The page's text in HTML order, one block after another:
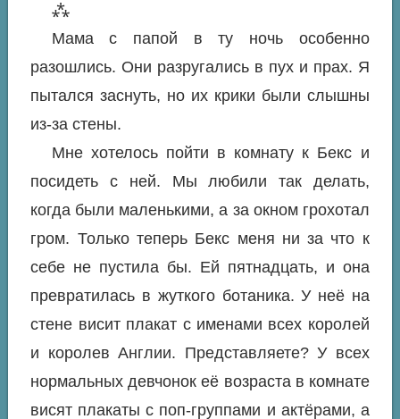
⁂
Мама с папой в ту ночь особенно
разошлись. Они разругались в пух и прах. Я
пытался заснуть, но их крики были слышны
из-за стены.
Мне хотелось пойти в комнату к Бекс и
посидеть с ней. Мы любили так делать,
когда были маленькими, а за окном грохотал
гром. Только теперь Бекс меня ни за что к
себе не пустила бы. Ей пятнадцать, и она
превратилась в жуткого ботаника. У неё на
стене висит плакат с именами всех королей
и королев Англии. Представляете? У всех
нормальных девчонок её возраста в комнате
висят плакаты с поп-группами и актёрами, а